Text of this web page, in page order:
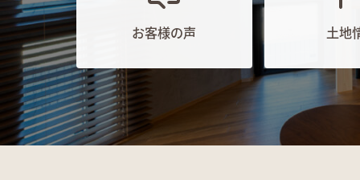
お客様の声 土地